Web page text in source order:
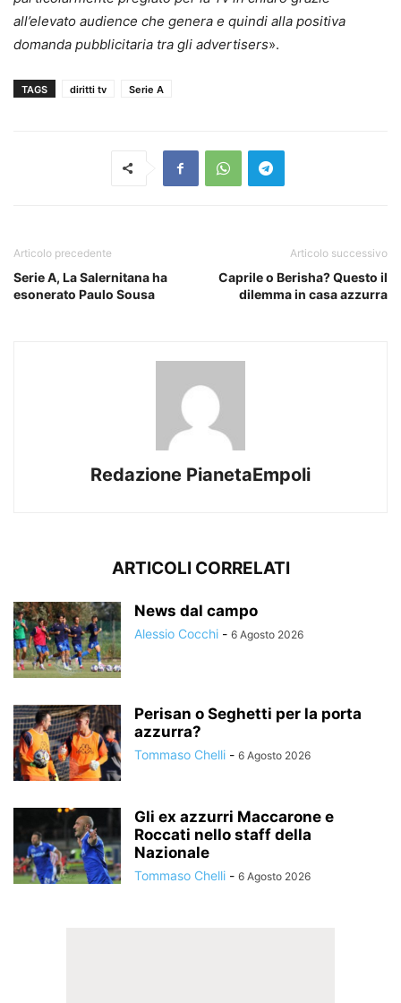
all’elevato audience che genera e quindi alla positiva
domanda pubblicitaria tra gli advertisers».
TAGS diritti tv Serie A
Articolo precedente
Serie A, La Salernitana ha
esonerato Paulo Sousa
Articolo successivo
Caprile o Berisha? Questo il
dilemma in casa azzurra
Redazione PianetaEmpoli
ARTICOLI CORRELATI
News dal campo
Alessio Cocchi - 6 Agosto 2026
Perisan o Seghetti per la porta
azzurra?
Tommaso Chelli - 6 Agosto 2026
Gli ex azzurri Maccarone e
Roccati nello staff della
Nazionale
Tommaso Chelli - 6 Agosto 2026